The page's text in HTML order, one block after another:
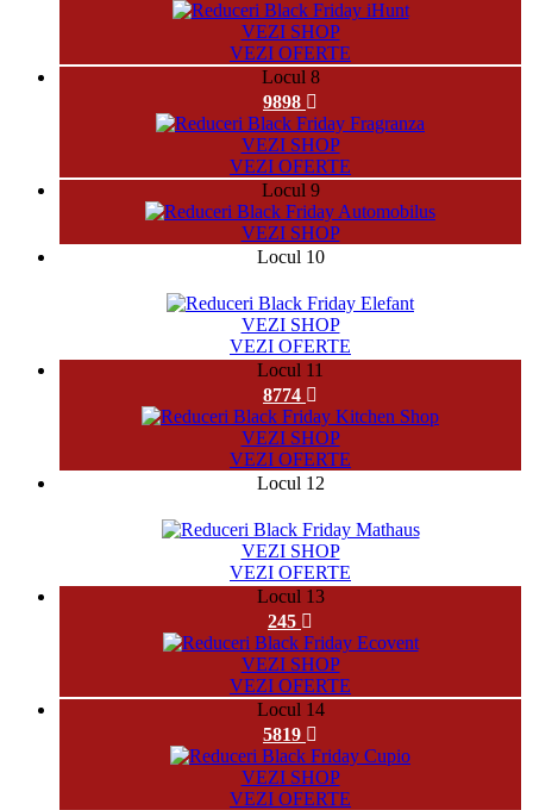
VEZI SHOP
VEZI OFERTE
Locul 8
9898
VEZI SHOP
VEZI OFERTE
Locul 9
VEZI SHOP
Locul 10
VEZI SHOP
VEZI OFERTE
Locul 11
8774
VEZI SHOP
VEZI OFERTE
Locul 12
VEZI SHOP
VEZI OFERTE
Locul 13
245
VEZI SHOP
VEZI OFERTE
Locul 14
5819
VEZI SHOP
VEZI OFERTE